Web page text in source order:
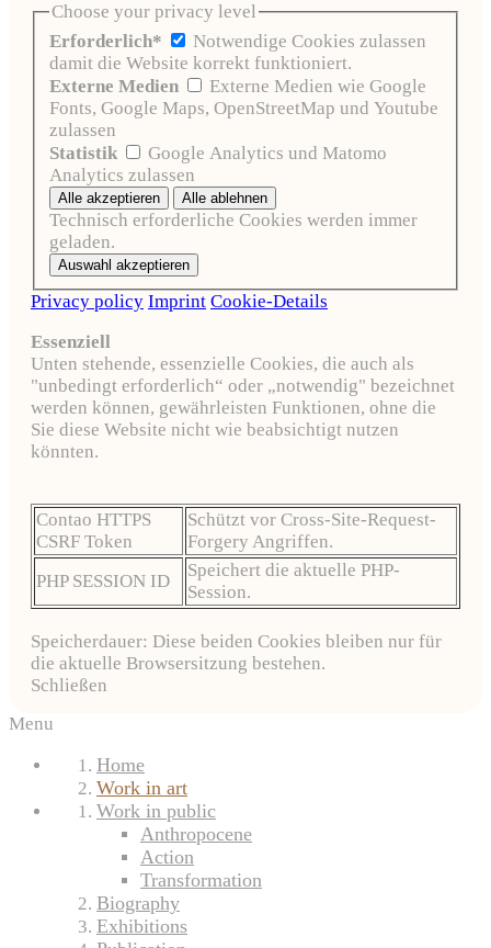
Choose your privacy level
Erforderlich*
Notwendige Cookies zulassen
damit die Website korrekt funktioniert.
Externe Medien
Externe Medien wie Google
Fonts, Google Maps, OpenStreetMap und Youtube
zulassen
Statistik
Google Analytics und Matomo
Analytics zulassen
Technisch erforderliche Cookies werden immer
geladen.
Privacy policy Imprint Cookie-Details
Essenziell
Unten stehende, essenzielle Cookies, die auch als
"unbedingt erforderlich“ oder „notwendig" bezeichnet
werden können, gewährleisten Funktionen, ohne die
Sie diese Website nicht wie beabsichtigt nutzen
könnten.
Contao HTTPS
CSRF Token
Schützt vor Cross-Site-Request-
Forgery Angriffen.
PHP SESSION ID
Speichert die aktuelle PHP-
Session.
Speicherdauer: Diese beiden Cookies bleiben nur für
die aktuelle Browsersitzung bestehen.
Schließen
Menu
Home
Work in art
Work in public
Anthropocene
Action
Transformation
Biography
Exhibitions